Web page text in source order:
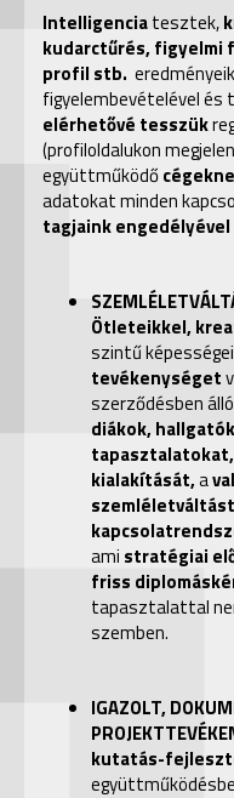
Intelligenciatesztek,
kudarctűrés, figyelmi
profil stb.
figyelembevételével és
elérhetővé tesszük
(profiloldalukon
együttműködő
adatokat minden
tagjaink engedélyével
Ötleteikkel,
szintű
tevékenységet
szerződésben álló
diákok, hallgatók
kialakítását,a
ami stratégiai
friss
tapasztalattal
szemben.
IGAZOLT,
kutatás-